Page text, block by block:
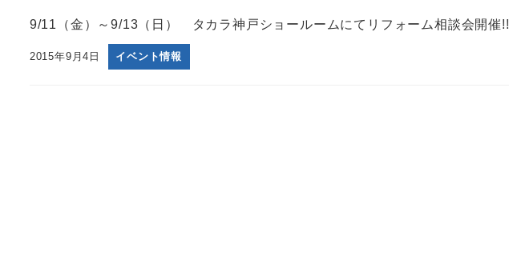
9/11（金）～9/13（日） タカラ神戸ショールームにてリフォーム相談会開催!!
2015年9月4日 イベント情報